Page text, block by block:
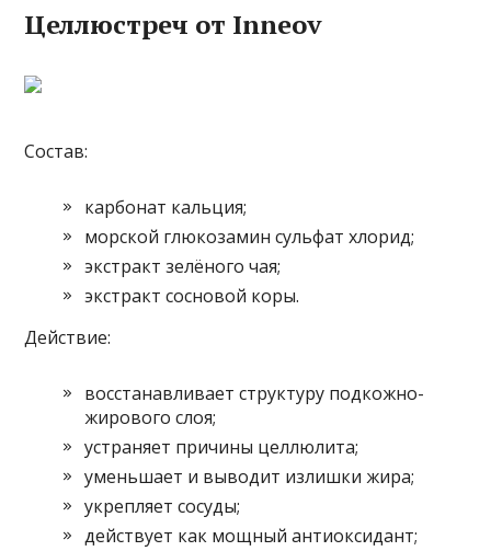
Целлюстреч от Inneov
Состав:
карбонат кальция;
морской глюкозамин сульфат хлорид;
экстракт зелёного чая;
экстракт сосновой коры.
Действие:
восстанавливает структуру подкожно-
жирового слоя;
устраняет причины целлюлита;
уменьшает и выводит излишки жира;
укрепляет сосуды;
действует как мощный антиоксидант;